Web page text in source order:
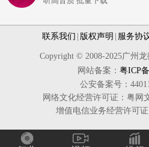
联系我们 版权声明 服务协
Copyright © 2008-2025广州
网站备案： 粤ICP
公安备案号：
网络文化经营许可证：粤网
增值电信业务经营许可证